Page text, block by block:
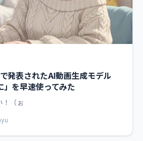
発表されたAI動画生成モデル
」を早速使ってみた
！（ぉ